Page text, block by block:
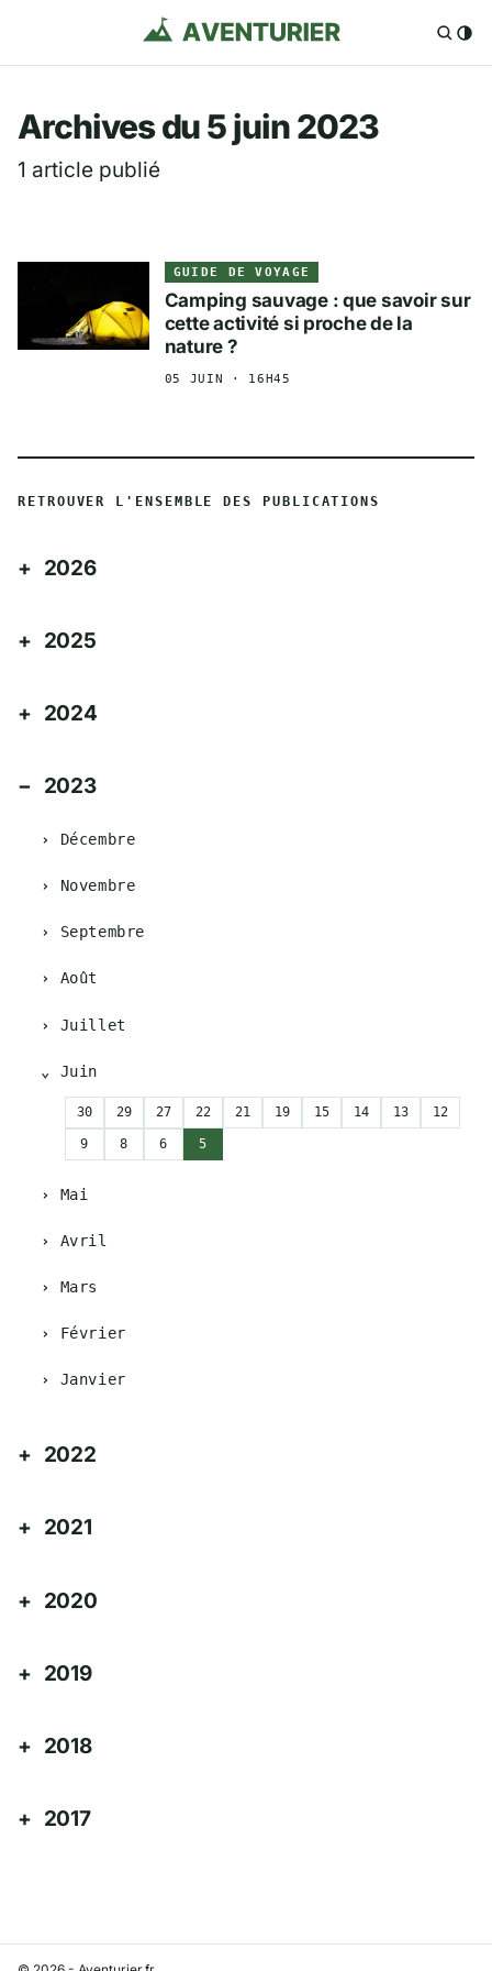
Aventurier.fr —
Archives du 5 juin 2023
1 article publié
GUIDE DE VOYAGE
Camping sauvage : que savoir sur
cette activité si proche de la
nature ?
05 JUIN · 16H45
RETROUVER L'ENSEMBLE DES PUBLICATIONS
2026
2025
2024
2023
Décembre
Novembre
Septembre
Août
Juillet
Juin
30 29 27 22 21 19 15 14 13 12
9 8 6 5
Mai
Avril
Mars
Février
Janvier
2022
2021
2020
2019
2018
2017